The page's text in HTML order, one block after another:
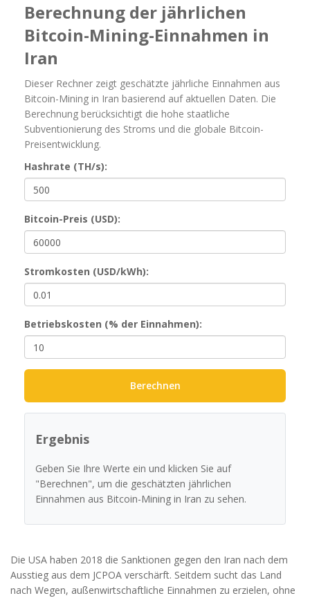
Berechnung der jährlichen
Bitcoin-Mining-Einnahmen in
Iran
Dieser Rechner zeigt geschätzte jährliche Einnahmen aus
Bitcoin-Mining in Iran basierend auf aktuellen Daten. Die
Berechnung berücksichtigt die hohe staatliche
Subventionierung des Stroms und die globale Bitcoin-
Preisentwicklung.
Hashrate (TH/s):
Bitcoin-Preis (USD):
Stromkosten (USD/kWh):
Betriebskosten (% der Einnahmen):
Berechnen
Ergebnis
Geben Sie Ihre Werte ein und klicken Sie auf
"Berechnen", um die geschätzten jährlichen
Einnahmen aus Bitcoin-Mining in Iran zu sehen.
Die USA haben 2018 die Sanktionen gegen den Iran nach dem
Ausstieg aus dem JCPOA verschärft. Seitdem sucht das Land
nach Wegen, außenwirtschaftliche Einnahmen zu erzielen, ohne